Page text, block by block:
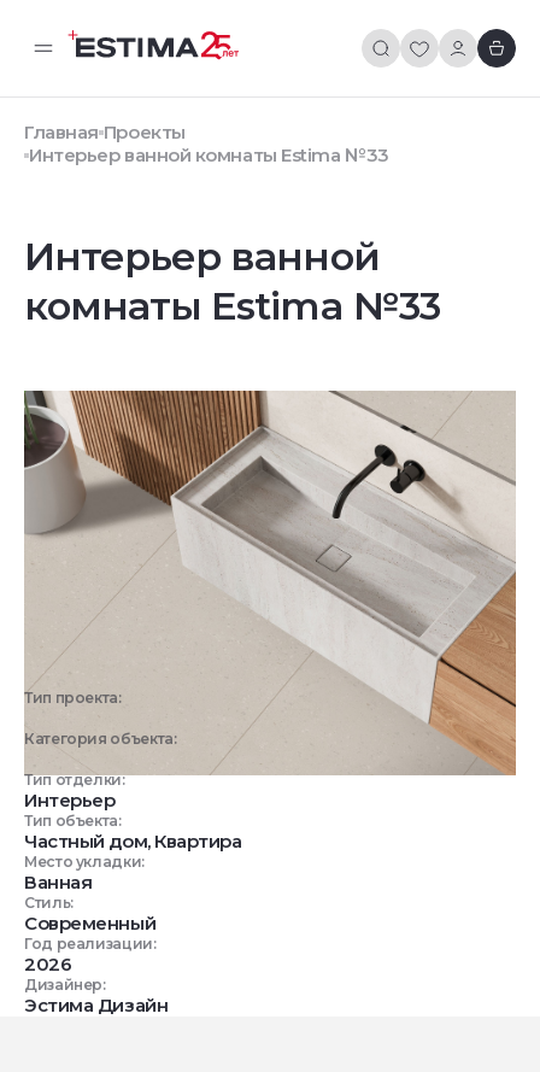
Главная Проекты
Интерьер ванной комнаты Estima №33
Интерьер ванной
комнаты Estima №33
Тип проекта:
Категория объекта:
Тип отделки:
Интерьер
Тип объекта:
Частный дом, Квартира
Место укладки:
Ванная
Стиль:
Современный
Год реализации:
2026
Дизайнер:
Эстима Дизайн